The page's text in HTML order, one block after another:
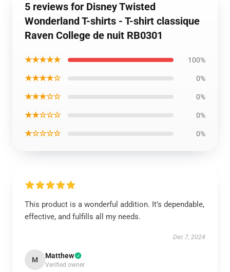
5 reviews for Disney Twisted
Wonderland T-shirts - T-shirt classique
Raven College de nuit RB0301
★★★★★ 100%
★★★★☆ 0%
★★★☆☆ 0%
★★☆☆☆ 0%
★☆☆☆☆ 0%
This product is a wonderful addition. It’s dependable,
effective, and fulfills all my needs.
Dec 7, 2024
M Matthew
Verified owner